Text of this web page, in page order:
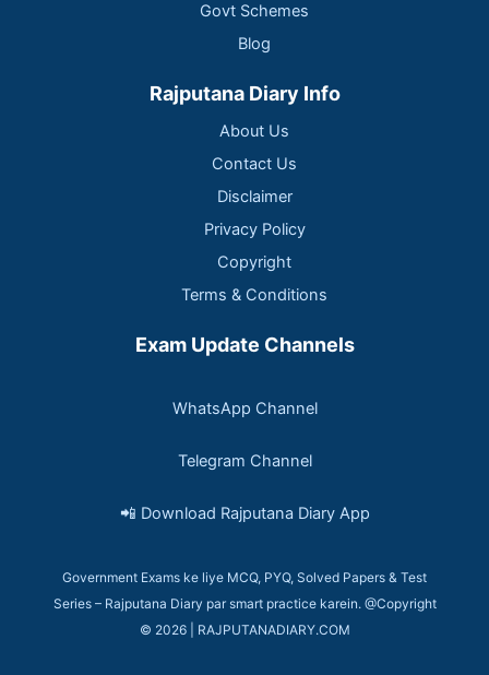
Govt Schemes
Blog
Rajputana Diary Info
About Us
Contact Us
Disclaimer
Privacy Policy
Copyright
Terms & Conditions
Exam Update Channels
WhatsApp Channel
Telegram Channel
📲 Download Rajputana Diary App
Government Exams ke liye MCQ, PYQ, Solved Papers & Test
Series – Rajputana Diary par smart practice karein. @Copyright
© 2026 | RAJPUTANADIARY.COM